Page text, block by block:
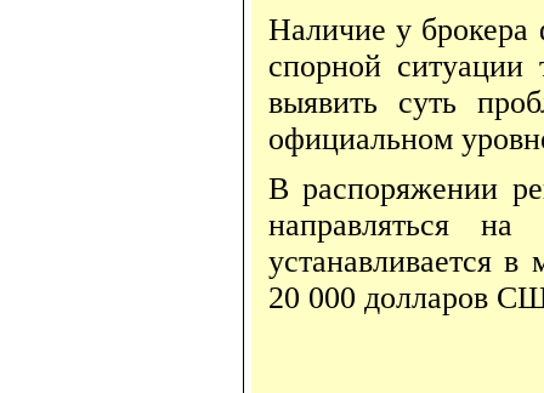
Наличие у брокера
спорной ситуации
выявить суть
официальном
В распоряжении
направляться
устанавливается
20 000 долларов